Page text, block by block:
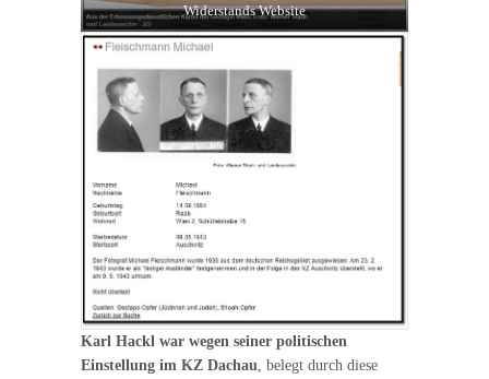
Widerstands Website
Karl Hackl war wegen seiner politischen
Einstellung im KZ Dachau , belegt durch diese